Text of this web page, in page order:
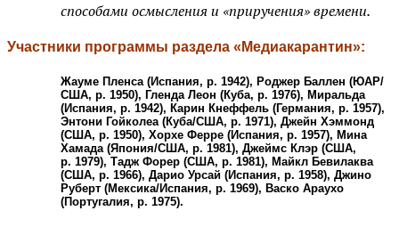
способами осмысления и «приручения» времени.
Участники программы раздела «Медиакарантин»:
Жауме Пленса (Испания, р. 1942), Роджер Баллен (ЮАР/
США, р. 1950), Гленда Леон (Куба, р. 1976), Миральда
(Испания, р. 1942), Карин Кнеффель (Германия, р. 1957),
Энтони Гойколеа (Куба/США, р. 1971), Джейн Хэммонд
(США, р. 1950), Хорхе Ферре (Испания, р. 1957), Мина
Хамада (Япония/США, р. 1981), Джеймс Клэр (США,
р. 1979), Тадж Форер (США, р. 1981), Майкл Бевилаква
(США, р. 1966), Дарио Урсай (Испания, р. 1958), Джино
Руберт (Мексика/Испания, р. 1969), Васко Араухо
(Португалия, р. 1975).